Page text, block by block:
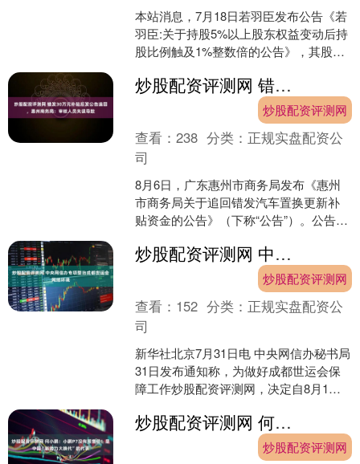
本站消息，7月18日若羽臣发布公告《若
羽臣:关于持股5%以上股东权益变动后持
股比例触及1%整数倍的公告》，其股东
2025年....
炒股配资评测网 错发30万元补贴后发公告追回，惠州商务局：审核人员失误导致
炒股配资评测网
查看：238 分类： 正规实盘配资公
司
8月6日，广东惠州市商务局发布《惠州
市商务局关于追回错发汽车置换更新补
贴资金的公告》（下称“公告”）。公告
为货车的申请人错发....
炒股配资评测网 中央网信办专项整治成都世运会网络环境
炒股配资评测网
查看： 152 分类： 正规实盘配资公
司
新华社北京7月31日电 中央网信办秘书局
31日发布通知称，为做好成都世运会保
障工作炒股配资评测网，决定自8月1日
环境整治....
炒股配资评测网 何小鹏：小鹏P7没有预售价！是中国“新势力大换代”的代表
炒股配资评测网